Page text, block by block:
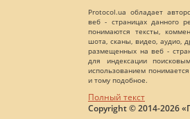
Protocol.ua обладает
веб - страницах данного
понимаются тексты,
шота, сканы, видео, аудио,
размещенных на веб -
для индексации
использованием
и тому подобное.
Полный текст
Copyright © 2014-2026